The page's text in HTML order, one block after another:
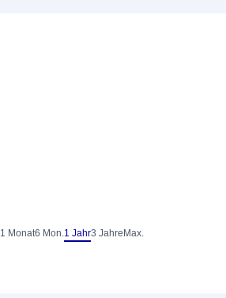
1 Monat6 Mon.1 Jahr3 Jahre Max.